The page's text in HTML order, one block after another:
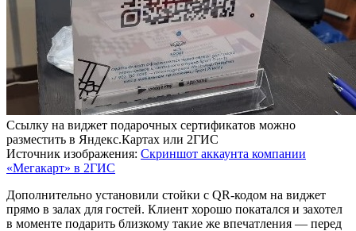
Ссылку на виджет подарочных сертификатов можно
разместить в Яндекс.Картах или 2ГИС
Источник изображения: Скриншот аккаунта компании
«Мегакарт» в 2ГИС
Дополнительно установили стойки с QR-кодом на виджет
прямо в залах для гостей. Клиент хорошо покатался и захотел
в моменте подарить близкому такие же впечатления — перед